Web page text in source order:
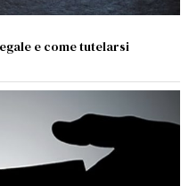
e come tutelarsi